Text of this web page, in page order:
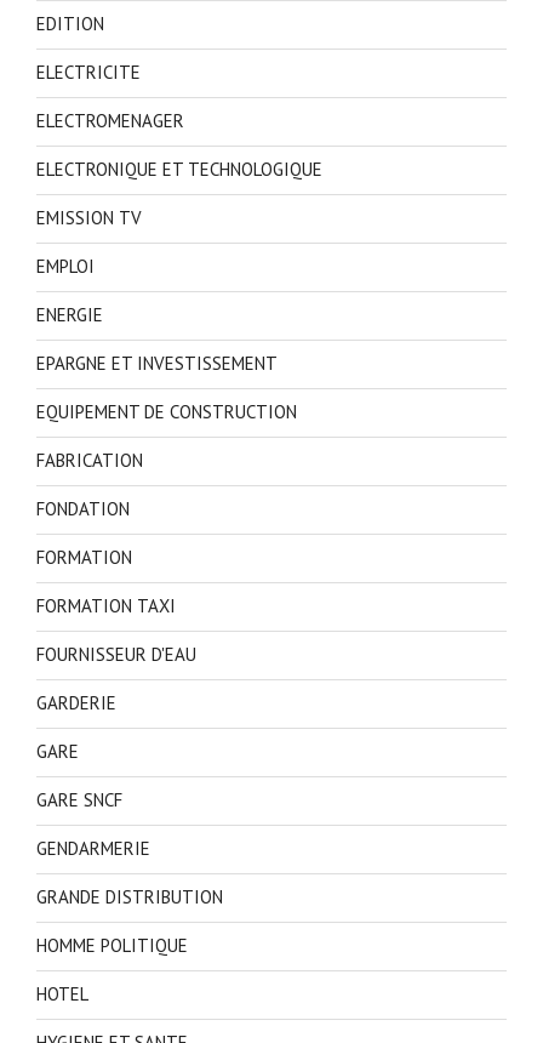
EDITION
ELECTRICITE
ELECTROMENAGER
ELECTRONIQUE ET TECHNOLOGIQUE
EMISSION TV
EMPLOI
ENERGIE
EPARGNE ET INVESTISSEMENT
EQUIPEMENT DE CONSTRUCTION
FABRICATION
FONDATION
FORMATION
FORMATION TAXI
FOURNISSEUR D'EAU
GARDERIE
GARE
GARE SNCF
GENDARMERIE
GRANDE DISTRIBUTION
HOMME POLITIQUE
HOTEL